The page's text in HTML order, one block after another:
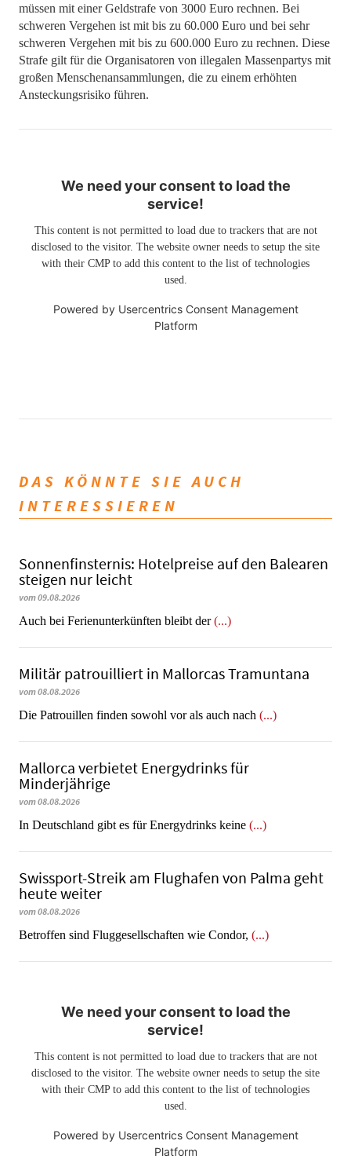
müssen mit einer Geldstrafe von 3000 Euro rechnen. Bei
schweren Vergehen ist mit bis zu 60.000 Euro und bei sehr
schweren Vergehen mit bis zu 600.000 Euro zu rechnen. Diese
Strafe gilt für die Organisatoren von illegalen Massenpartys mit
großen Menschenansammlungen, die zu einem erhöhten
Ansteckungsrisiko führen.
We need your consent to load the
service!
This content is not permitted to load due to trackers that are not
disclosed to the visitor. The website owner needs to setup the site
with their CMP to add this content to the list of technologies
used.
Powered by Usercentrics Consent Management
Platform
DAS KÖNNTE SIE AUCH
INTERESSIEREN
Sonnenfinsternis: Hotelpreise auf den Balearen
steigen nur leicht
vom 09.08.2026
Auch bei Ferienunterkünften bleibt der(...)
Militär patrouilliert in Mallorcas Tramuntana
vom 08.08.2026
Die Patrouillen finden sowohl vor als auch nach (...)
Mallorca verbietet Energydrinks für
Minderjährige
vom 08.08.2026
In Deutschland gibt es für Energydrinks keine (...)
Swissport-Streik am Flughafen von Palma geht
heute weiter
vom 08.08.2026
Betroffen sind Fluggesellschaften wie Condor, (...)
We need your consent to load the
service!
This content is not permitted to load due to trackers that are not
disclosed to the visitor. The website owner needs to setup the site
with their CMP to add this content to the list of technologies
used.
Powered by Usercentrics Consent Management
Platform